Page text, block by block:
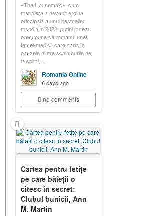
«The Housemaid»: cum
menajera a devenit eroina
principală a unui bestseller
mondialÎn 2022, puțini puteau
presupune că romanul unei
femei-medici, care scria în
pauzele dintre schimburile de
la spital,…
Romania Online
6 days ago
no comments
Cartea pentru fetițe
pe care băieții o
citesc în secret:
Clubul bunicii, Ann
M. Martin